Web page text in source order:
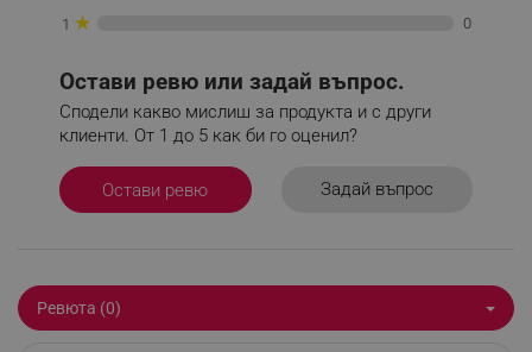
1 ★ 0
Остави ревю или задай въпрос.
Сподели какво мислиш за продукта и с други
клиенти. От 1 до 5 как би го оценил?
Остави ревю Задай въпрос
Ревюта (0)
_sgf_rq .alleop.bg